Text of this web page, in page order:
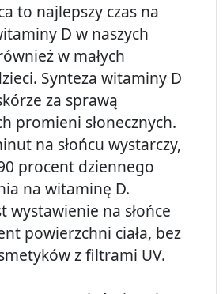
to najlepszy czas na
D w naszych
w małych
Synteza witaminy D
za sprawą
promieni słonecznych.
na słońcu wystarczy,
procent dziennego
na witaminę D.
wystawienie na słońce
powierzchni ciała, bez
z filtrami UV.